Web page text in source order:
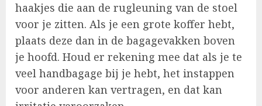
haakjes die aan de rugleuning van de stoel
voor je zitten. Als je een grote koffer hebt,
plaats deze dan in de bagagevakken boven
je hoofd. Houd er rekening mee dat als je te
veel handbagage bij je hebt, het instappen
voor anderen kan vertragen, en dat kan